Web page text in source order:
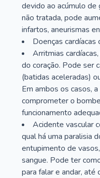
devido ao acúmulo de
não tratada, pode
infartos, aneurismas
Doenças cardíacas
Arritmias
do coração. Pode ser
(batidas aceleradas)
Em ambos os casos,
comprometer o
funcionamento
Acidente vascular
qual há uma paralisia
entupimento de
sangue. Pode ter
para falar e andar, até